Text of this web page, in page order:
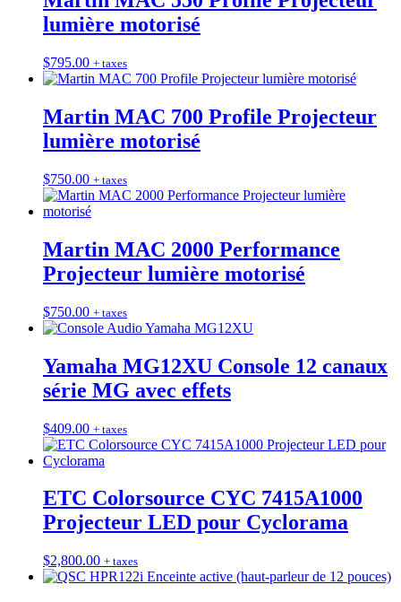
lumière motorisé
$795.00 + taxes
Martin MAC 700 Profile Projecteur
lumière motorisé
$750.00 + taxes
Martin MAC 2000 Performance
Projecteur lumière motorisé
$750.00 + taxes
Yamaha MG12XU Console 12 canaux
série MG avec effets
$409.00 + taxes
ETC Colorsource CYC 7415A1000
Projecteur LED pour Cyclorama
$2,800.00 + taxes